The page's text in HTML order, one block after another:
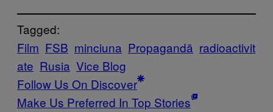
Tagged:
Film FSB minciuna Propagandă radioactivit
ate Rusia Vice Blog
Follow Us On Discover
Make Us Preferred In Top Stories